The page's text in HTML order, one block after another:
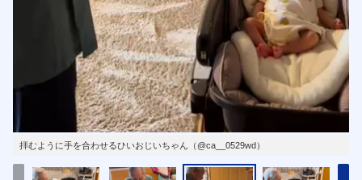
拝むように手を合わせるひいおじいちゃん（@ca__0529wd）